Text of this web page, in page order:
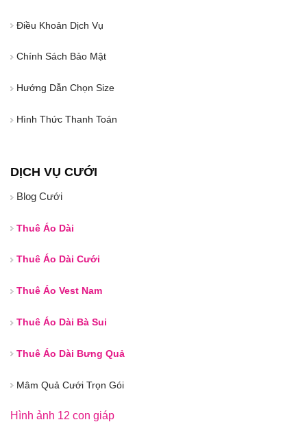
Điều Khoản Dịch Vụ
Chính Sách Bảo Mật
Hướng Dẫn Chọn Size
Hình Thức Thanh Toán
DỊCH VỤ CƯỚI
Blog Cưới
Thuê Áo Dài
Thuê Áo Dài Cưới
Thuê Áo Vest Nam
Thuê Áo Dài Bà Sui
Thuê Áo Dài Bưng Quả
Mâm Quả Cưới Trọn Gói
Hình ảnh 12 con giáp